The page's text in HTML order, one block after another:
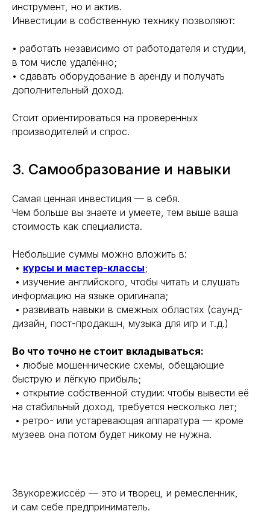
инструмент, но и актив.
Инвестиции в собственную технику позволяют:
• работать независимо от работодателя и студии,
в том числе удалённо;
• сдавать оборудование в аренду и получать
дополнительный доход.
Стоит ориентироваться на проверенных
производителей и спрос.
3. Самообразование и навыки
Самая ценная инвестиция — в себя.
Чем больше вы знаете и умеете, тем выше ваша
стоимость как специалиста.
Небольшие суммы можно вложить в:
• курсы и мастер-классы;
• изучение английского, чтобы читать и слушать
информацию на языке оригинала;
• развивать навыки в смежных областях (саунд-
дизайн, пост-продакшн, музыка для игр и т.д.)
Во что точно не стоит вкладываться:
• любые мошеннические схемы, обещающие
быструю и лёгкую прибыль;
• открытие собственной студии: чтобы вывести её
на стабильный доход, требуется несколько лет;
• ретро- или устаревающая аппаратура — кроме
музеев она потом будет никому не нужна.
Звукорежиссёр — это и творец, и ремесленник,
и сам себе предприниматель.